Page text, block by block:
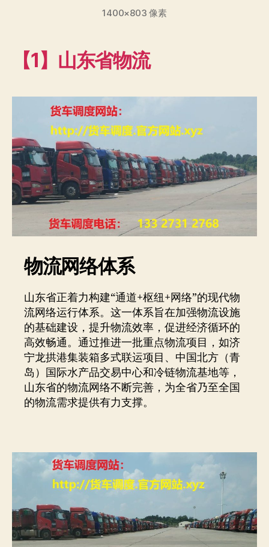
1400×803 像素
【1】山东省物流
物流网络体系
山东省正着力构建“通道+枢纽+网络”的现代物
流网络运行体系。这一体系旨在加强物流设施
的基础建设，提升物流效率，促进经济循环的
高效畅通。通过推进一批重点物流项目，如济
宁龙拱港集装箱多式联运项目、中国北方（青
岛）国际水产品交易中心和冷链物流基地等，
山东省的物流网络不断完善，为全省乃至全国
的物流需求提供有力支撑。